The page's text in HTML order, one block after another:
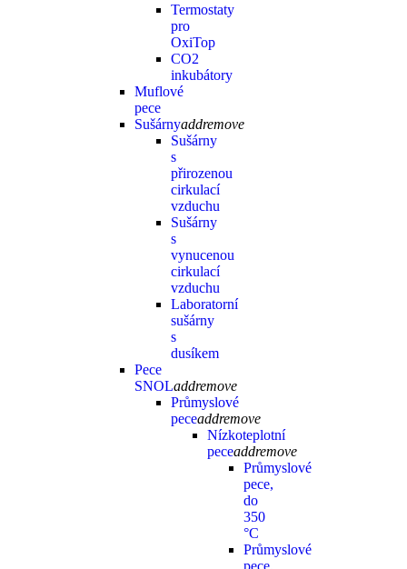
Termostaty
pro
OxiTop
CO2
inkubátory
Muflové
pece
Sušárnyaddremove
Sušárny
s
přirozenou
cirkulací
vzduchu
Sušárny
s
vynucenou
cirkulací
vzduchu
Laboratorní
sušárny
s
dusíkem
Pece
SNOLaddremove
Průmyslové
peceaddremove
Nízkoteplotní
peceaddremove
Průmyslové
pece,
do
350
°C
Průmyslové
pece,